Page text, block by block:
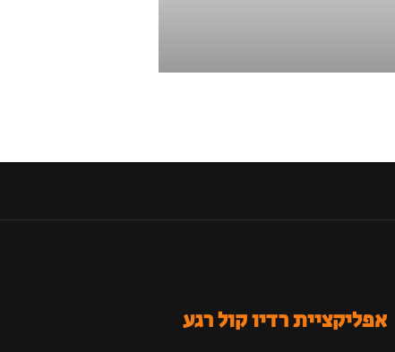
אפליקציית רדיו קול רגע